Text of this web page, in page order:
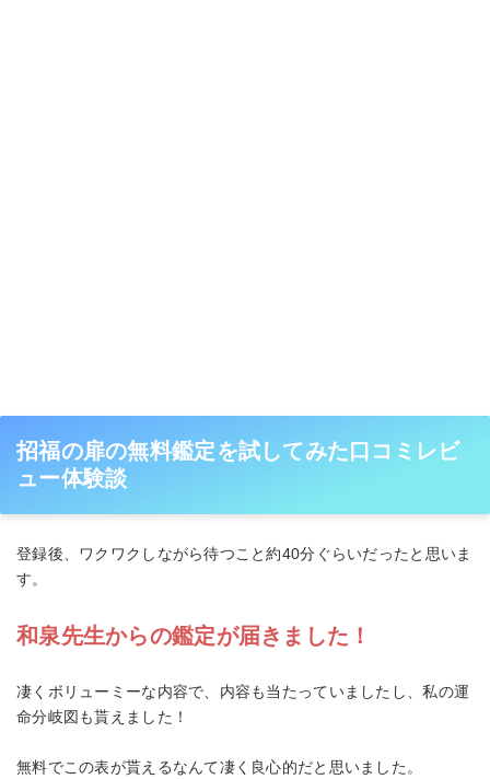
招福の扉の無料鑑定を試してみた口コミレビ
ュー体験談
登録後、ワクワクしながら待つこと約40分ぐらいだったと思いま
す。
和泉先生からの鑑定が届きました！
凄くボリューミーな内容で、内容も当たっていましたし、私の運
命分岐図も貰えました！
無料でこの表が貰えるなんて凄く良心的だと思いました。